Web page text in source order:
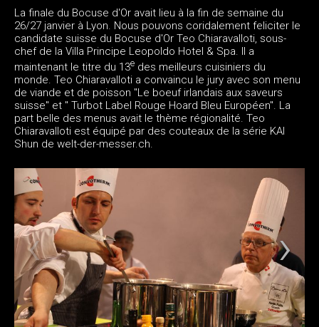
La finale du Bocuse d'Or avait lieu à la fin de semaine du
26/27 janvier à Lyon. Nous pouvons coridalement feliciter le
candidate suisse du Bocuse d'Or Teo Chiaravalloti, sous-
chef de la Villa Principe Leopoldo Hotel & Spa. Il a
maintenant le titre du 13e des meilleurs cuisiniers du
monde. Teo Chiaravalloti a convaincu le jury avec son menu
de viande et de poisson "Le boeuf irlandais aux saveurs
suisse" et " Turbot Label Rouge Hoard Bleu Européen". La
part belle des menus avait le thème régionalité. Teo
Chiaravalloti est équipé par des couteaux de la série KAI
Shun de welt-der-messer.ch.